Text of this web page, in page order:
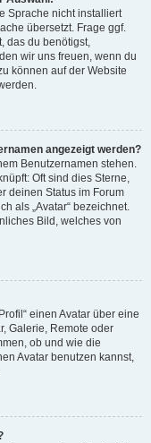
Sprache nicht installiert
übersetzt. Frage ggf.
das du benötigst,
wir uns freuen, wenn du
können auf der Website
angezeigt werden?
Benutzernamen stehen.
Oft sind dies Sterne,
deinen Status im Forum
als „Avatar“ bezeichnet.
Bild, welches von
einen Avatar über eine
Galerie, Remote oder
ob und wie die
Avatar benutzen kannst,